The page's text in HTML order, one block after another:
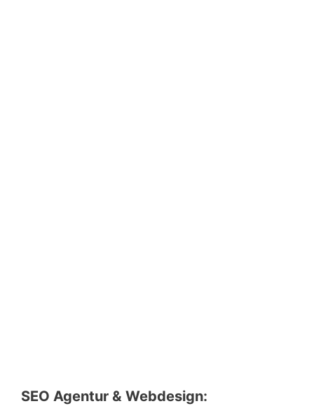
SEO Agentur & Webdesign: